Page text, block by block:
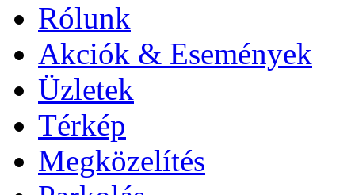
Rólunk
Akciók & Események
Üzletek
Térkép
Megközelítés